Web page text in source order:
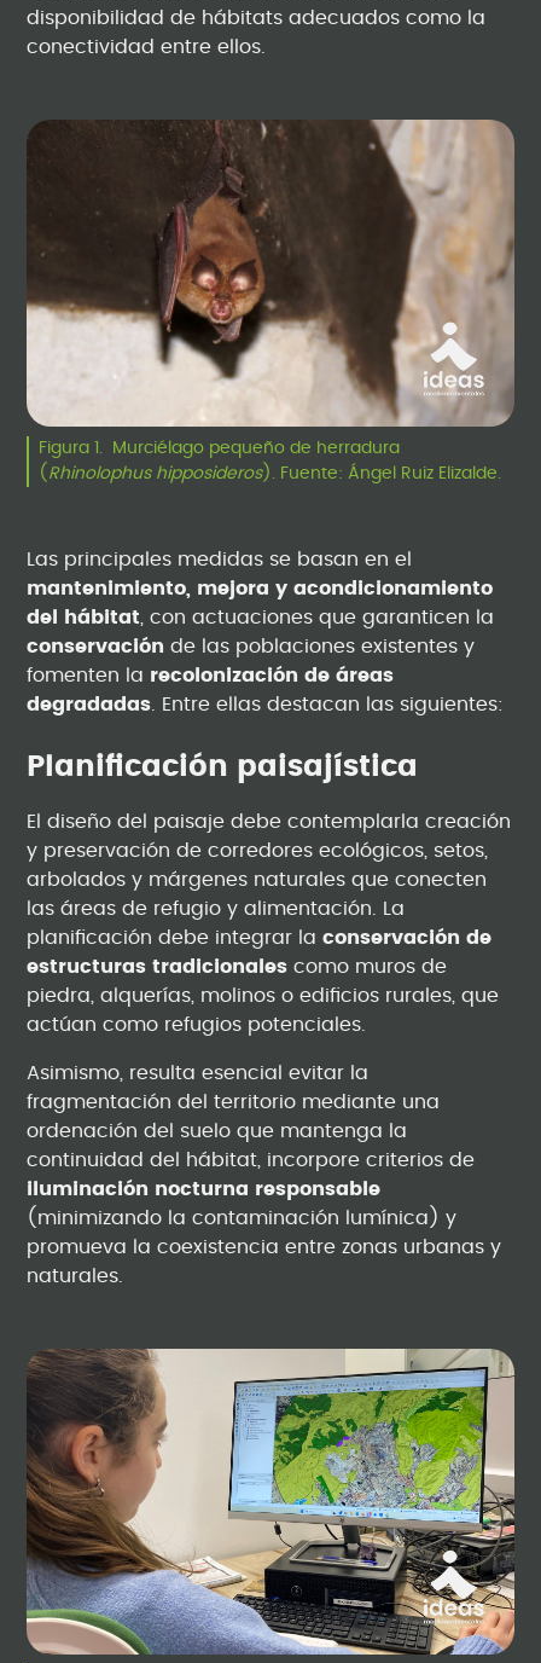
disponibilidad de hábitats adecuados como la
conectividad entre ellos.
Figura 1. Murciélago pequeño de herradura
( Rhinolophus hipposideros). Fuente: Ángel Ruiz Elizalde.
Las principales medidas se basan en el
mantenimiento, mejora y acondicionamiento
del hábitat , con actuaciones que garanticen la
conservaciónde las poblaciones existentes y
fomenten la recolonización de áreas
degradadas . Entre ellas destacan las siguientes:
Planificación paisajística
El diseño del paisaje debe contemplarla creación
y preservación de corredores ecológicos, setos,
arbolados y márgenes naturales que conecten
las áreas de refugio y alimentación. La
planificación debe integrar laconservación de
estructuras tradicionales como muros de
piedra, alquerías, molinos o edificios rurales, que
actúan como refugios potenciales.
Asimismo, resulta esencial evitar la
fragmentación del territorio mediante una
ordenación del suelo que mantenga la
continuidad del hábitat, incorpore criterios de
iluminación nocturna responsable
(minimizando la contaminación lumínica) y
promueva la coexistencia entre zonas urbanas y
naturales.